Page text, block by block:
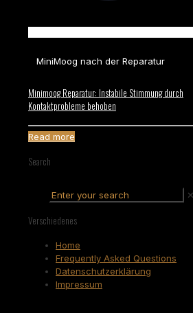
MiniMoog nach der Reparatur
Minimoog Reparatur: Instabile Stimmung durch
Kontaktprobleme behoben
Read more
Search
✕
Verschiedenes
Home
Frequently Asked Questions
Datenschutzerklärung
Impressum